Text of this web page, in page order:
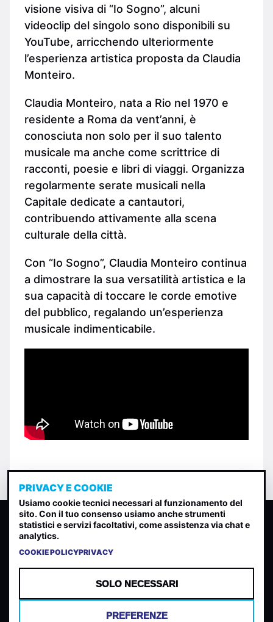
visione visiva di “Io Sogno”, alcuni
videoclip del singolo sono disponibili su
YouTube, arricchendo ulteriormente
l’esperienza artistica proposta da Claudia
Monteiro.
Claudia Monteiro, nata a Rio nel 1970 e
residente a Roma da vent’anni, è
conosciuta non solo per il suo talento
musicale ma anche come scrittrice di
racconti, poesie e libri di viaggi. Organizza
regolarmente serate musicali nella
Capitale dedicate a cantautori,
contribuendo attivamente alla scena
culturale della città.
Con “Io Sogno”, Claudia Monteiro continua
a dimostrare la sua versatilità artistica e la
sua capacità di toccare le corde emotive
del pubblico, regalando un’esperienza
musicale indimenticabile.
CLASSIFICA INDIE
Classifica per indice di gradimento generata dall analisi di
TERMINI E CONDIZIONI PRIVACY POLICY
PRIVACY E COOKIE
Usiamo cookie tecnici necessari al funzionamento del
sito. Con il tuo consenso usiamo anche strumenti
statistici e servizi facoltativi, come assistenza via chat e
analytics.
COOKIE POLICYPRIVACY
SOLO NECESSARI
PREFERENZE